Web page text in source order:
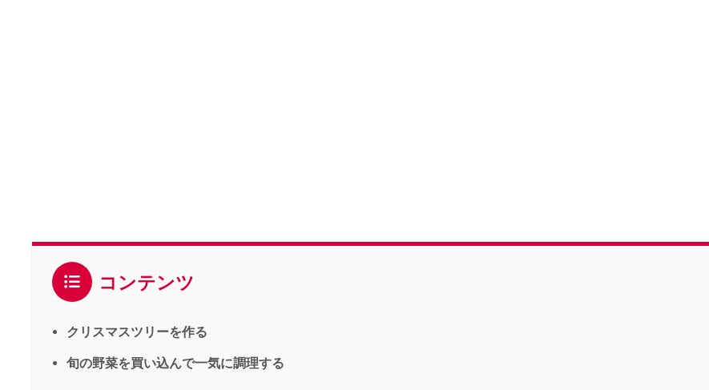
コンテンツ
クリスマスツリーを作る
旬の野菜を買い込んで一気に調理する